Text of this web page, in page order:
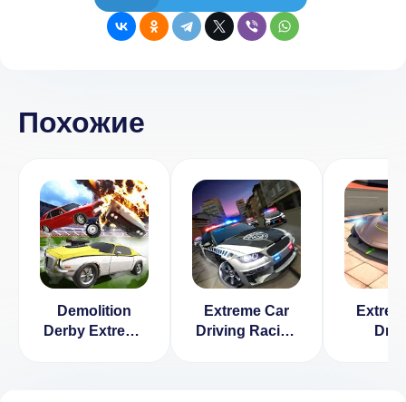
Похожие
Demolition
Derby Extreme
Extreme Car
Driving Racing